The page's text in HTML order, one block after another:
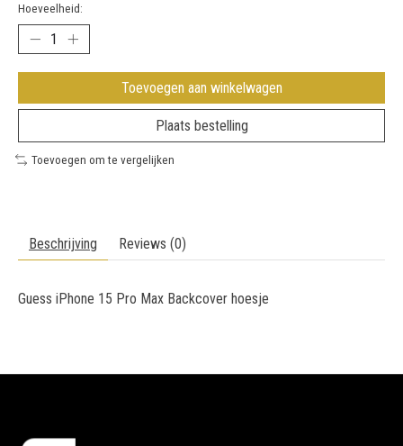
Hoeveelheid:
Toevoegen aan winkelwagen
Plaats bestelling
Toevoegen om te vergelijken
Beschrijving Reviews (0)
Guess iPhone 15 Pro Max Backcover hoesje